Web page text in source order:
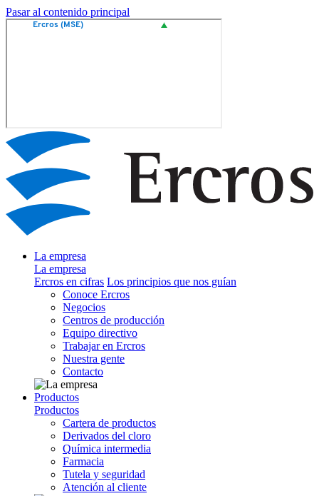
Pasar al contenido principal
La empresa
La empresa
Ercros en cifras Los principios que nos guían
Conoce Ercros
Negocios
Centros de producción
Equipo directivo
Trabajar en Ercros
Nuestra gente
Contacto
Productos
Productos
Cartera de productos
Derivados del cloro
Química intermedia
Farmacia
Tutela y seguridad
Atención al cliente